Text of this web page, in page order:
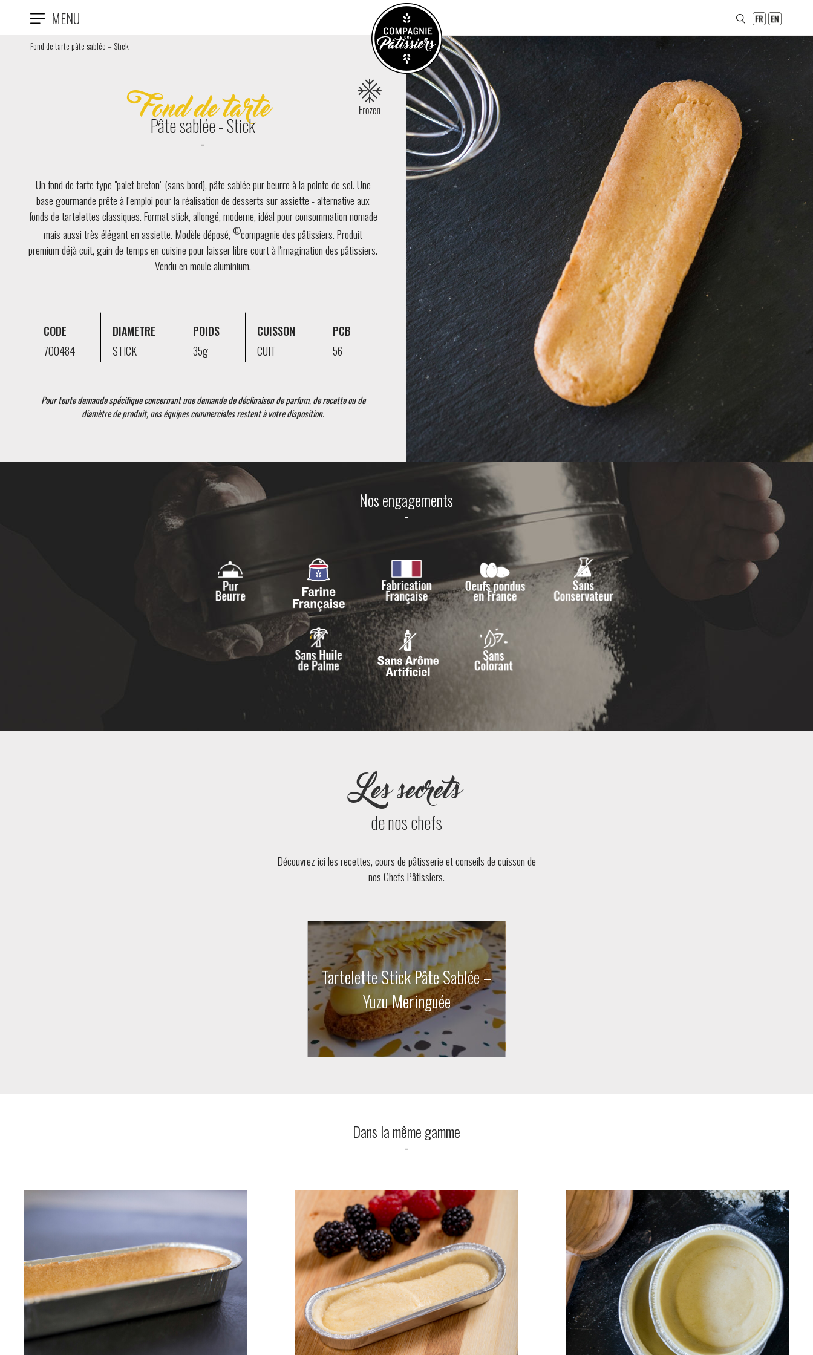
MENU
Fond de tarte pâte sablée – Stick
Fond de tarte
Pâte sablée - Stick
Un fond de tarte type "palet breton" (sans bord), pâte sablée pur beurre à la pointe de sel. Une
base gourmande prête à l’emploi pour la réalisation de desserts sur assiette - alternative aux
fonds de tartelettes classiques. Format stick, allongé, moderne, idéal pour consommation nomade
mais aussi très élégant en assiette. Modèle déposé,©compagnie des pâtissiers. Produit
premium déjà cuit, gain de temps en cuisine pour laisser libre court à l'imagination des pâtissiers.
Vendu en moule aluminium.
CODE DIAMETRE POIDS CUISSON
PCB
700484
STICK 35g CUIT 56
Pour toute demande spécifique concernant une demande de déclinaison de parfum, de recette ou de
diamètre de produit, nos équipes commerciales restent à votre disposition.
Nos engagements
Les secrets
de nos chefs
Découvrez ici les recettes, cours de pâtisserie et conseils de cuisson de
nos Chefs Pâtissiers.
Tartelette Stick Pâte Sablée –
Yuzu Meringuée
Dans la même gamme